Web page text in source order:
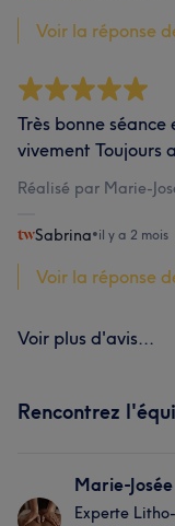
Voir la réponse
Très bonne
vivement Toujours
Réalisé par Marie-
Sabrina•il y a 2 mois
Voir la réponse
Voir plus d'avis...
Rencontrez
Marie-Josée
Experte Litho-